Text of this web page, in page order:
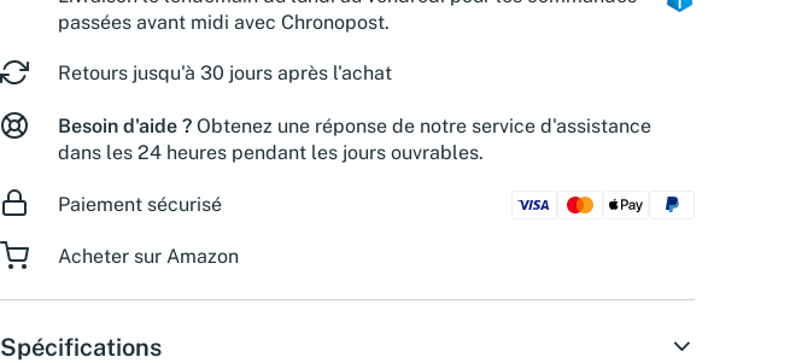
passées avant midi avec Chronopost.
Retours jusqu'à 30 jours après l'achat
Besoin d'aide ? Obtenez une réponse de notre service d'assistance
dans les 24 heures pendant les jours ouvrables.
Paiement sécurisé
Acheter sur Amazon
Spécifications